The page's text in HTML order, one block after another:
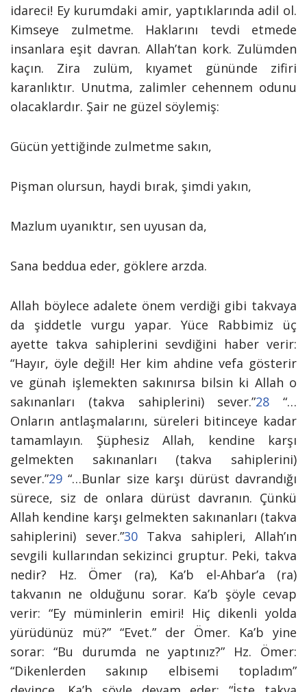
idareci! Ey kurumdaki amir, yaptıklarında adil ol.
Kimseye zulmetme. Haklarını tevdi etmede
insanlara eşit davran. Allah’tan kork. Zulümden
kaçın. Zira zulüm, kıyamet gününde zifiri
karanlıktır. Unutma, zalimler cehennem odunu
olacaklardır. Şair ne güzel söylemiş:
Gücün yettiğinde zulmetme sakın,
Pişman olursun, haydi bırak, şimdi yakın,
Mazlum uyanıktır, sen uyusan da,
Sana beddua eder, göklere arzda.
Allah böylece adalete önem verdiği gibi takvaya
da şiddetle vurgu yapar. Yüce Rabbimiz üç
ayette takva sahiplerini sevdiğini haber verir:
“Hayır, öyle değil! Her kim ahdine vefa gösterir
ve günah işlemekten sakınırsa bilsin ki Allah o
sakınanları (takva sahiplerini) sever.”28
“…
Onların antlaşmalarını, süreleri bitinceye kadar
tamamlayın. Şüphesiz Allah, kendine karşı
gelmekten sakınanları (takva sahiplerini)
sever.”29 “…Bunlar size karşı dürüst davrandığı
sürece, siz de onlara dürüst davranın. Çünkü
Allah kendine karşı gelmekten sakınanları (takva
sahiplerini) sever.”30Takva sahipleri, Allah’ın
sevgili kullarından sekizinci gruptur. Peki, takva
nedir? Hz. Ömer (ra), Ka’b el-Ahbar’a (ra)
takvanın ne olduğunu sorar. Ka’b şöyle cevap
verir: “Ey müminlerin emiri! Hiç dikenli yolda
yürüdünüz mü?” “Evet.” der Ömer. Ka’b yine
sorar: “Bu durumda ne yaptınız?” Hz. Ömer:
“Dikenlerden sakınıp elbisemi topladım”